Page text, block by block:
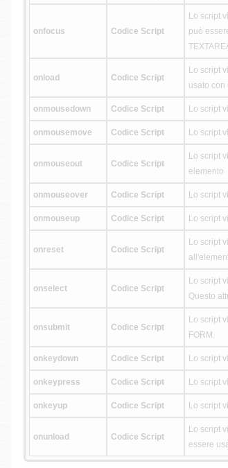
onfocus Codice Script
Lo script
può
onload Codice Script
Lo script
usato con
onmousedown Codice Script Lo script
onmousemove Codice Script Lo script
onmouseout Codice Script
Lo script
elemento
onmouseover Codice Script Lo script
onmouseup Codice Script Lo script
onreset Codice Script
Lo script
onselect Codice Script
Lo script
Questo
onsubmit Codice Script
Lo script
FORM.
onkeydown Codice Script Lo script
onkeypress Codice Script Lo script
onkeyup Codice Script Lo script
onunload Codice Script
Lo script
essere